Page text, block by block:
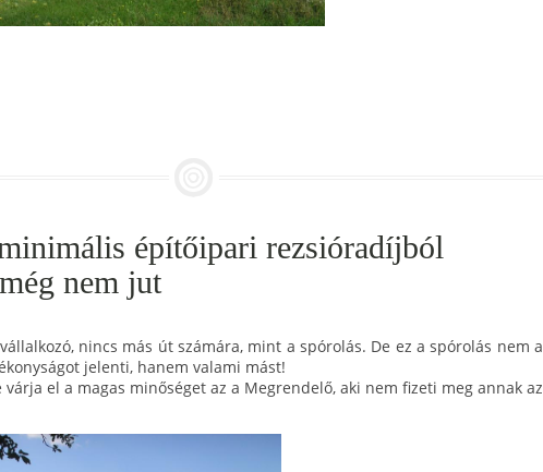
építőipari rezsióradíjból
nem jut
nincs más út számára, mint a spórolás. De ez a spórolás nem a
jelenti, hanem valami mást!
várja el a magas minőséget az a Megrendelő, aki nem fizeti meg annak az